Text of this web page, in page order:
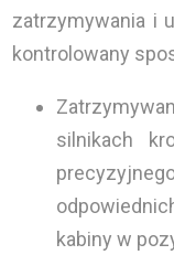
zatrzymywania i
kontrolowany
silnikach
kabiny w